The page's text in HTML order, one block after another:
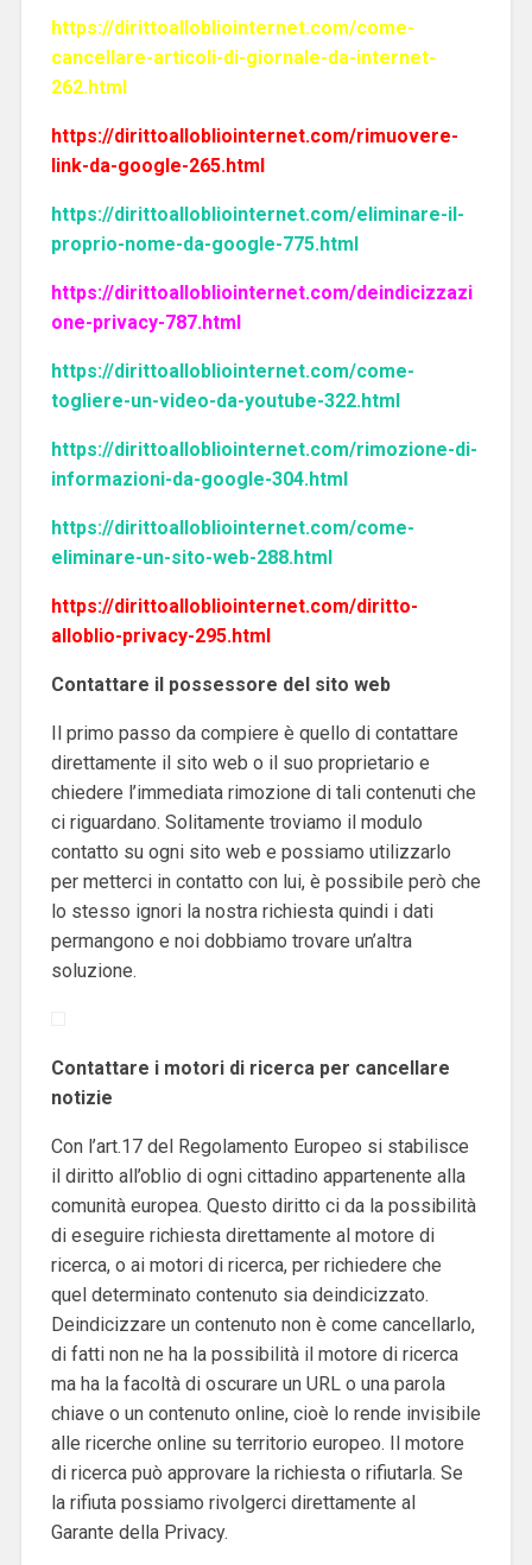
https://dirittoallobliointernet.com/come-
cancellare-articoli-di-giornale-da-internet-
262.html
https://dirittoallobliointernet.com/rimuovere-
link-da-google-265.html
https://dirittoallobliointernet.com/eliminare-il-
proprio-nome-da-google-775.html
https://dirittoallobliointernet.com/deindicizzazi
one-privacy-787.html
https://dirittoallobliointernet.com/come-
togliere-un-video-da-youtube-322.html
https://dirittoallobliointernet.com/rimozione-di-
informazioni-da-google-304.html
https://dirittoallobliointernet.com/come-
eliminare-un-sito-web-288.html
https://dirittoallobliointernet.com/diritto-
alloblio-privacy-295.html
Contattare il possessore del sito web
Il primo passo da compiere è quello di contattare
direttamente il sito web o il suo proprietario e
chiedere l’immediata rimozione di tali contenuti che
ci riguardano. Solitamente troviamo il modulo
contatto su ogni sito web e possiamo utilizzarlo
per metterci in contatto con lui, è possibile però che
lo stesso ignori la nostra richiesta quindi i dati
permangono e noi dobbiamo trovare un’altra
soluzione.
Contattare i motori di ricerca per cancellare
notizie
Con l’art.17 del Regolamento Europeo si stabilisce
il diritto all’oblio di ogni cittadino appartenente alla
comunità europea. Questo diritto ci da la possibilità
di eseguire richiesta direttamente al motore di
ricerca, o ai motori di ricerca, per richiedere che
quel determinato contenuto sia deindicizzato.
Deindicizzare un contenuto non è come cancellarlo,
di fatti non ne ha la possibilità il motore di ricerca
ma ha la facoltà di oscurare un URL o una parola
chiave o un contenuto online, cioè lo rende invisibile
alle ricerche online su territorio europeo. Il motore
di ricerca può approvare la richiesta o rifiutarla. Se
la rifiuta possiamo rivolgerci direttamente al
Garante della Privacy.